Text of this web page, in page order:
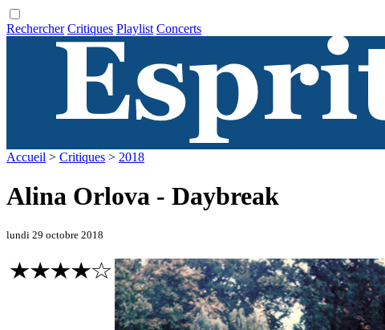
Rechercher Critiques Playlist Concerts
Accueil > Critiques > 2018
Alina Orlova - Daybreak
lundi 29 octobre 2018